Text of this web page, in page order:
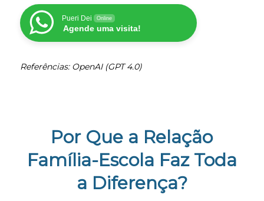
Pueri Dei Online
Agende uma visita!
Referências: OpenAI (GPT 4.0)
Por Que a Relação
Família-Escola Faz Toda
a Diferença?